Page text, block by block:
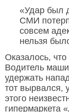
«Удар был
СМИ
совсем
нельзя
Оказалось,
Водитель
удержать
тот вырвался,
этого
гипермаркета